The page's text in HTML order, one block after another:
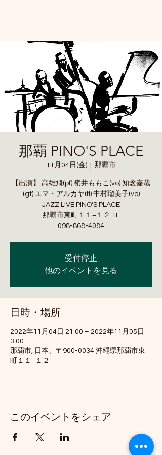
那覇 PINO'S PLACE
11月04日(金) 那覇市
【出演】 高雄飛(pf) 嶺井ももこ(vo) 知念嘉哉
(gt) エマ・アルカヤ(fl) 中村瑠美子(vo)
JAZZ LIVE PINO'S PLACE
那覇市東町１１−１２ 1F
098-868-4084
受付停止
他のイベントを見る
日時・場所
2022年11月04日 21:00 – 2022年11月05日
3:00
那覇市, 日本、〒900-0034 沖縄県那覇市東
町１１−１２
このイベントをシェア